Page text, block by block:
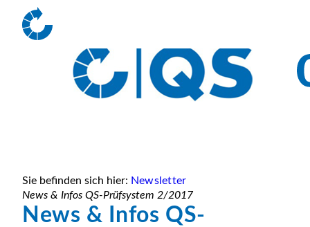
Sie befinden sich hier: Newsletter
News & Infos QS-Prüfsystem 2/2017
News & Infos QS-